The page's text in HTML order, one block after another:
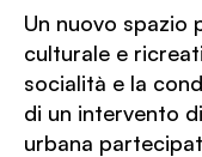
Un nuovo spazio
culturale e
socialità e la
di un intervento
urbana